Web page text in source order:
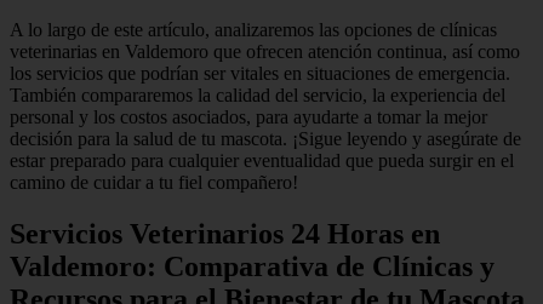
A lo largo de este artículo, analizaremos las opciones de clínicas
veterinarias en Valdemoro que ofrecen atención continua, así como
los servicios que podrían ser vitales en situaciones de emergencia.
También compararemos la calidad del servicio, la experiencia del
personal y los costos asociados, para ayudarte a tomar la mejor
decisión para la salud de tu mascota. ¡Sigue leyendo y asegúrate de
estar preparado para cualquier eventualidad que pueda surgir en el
camino de cuidar a tu fiel compañero!
Servicios Veterinarios 24 Horas en
Valdemoro: Comparativa de Clínicas y